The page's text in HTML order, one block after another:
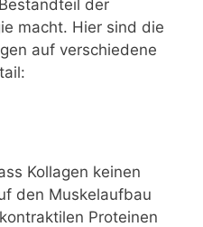
der
macht. Hier sind die
auf verschiedene
Kollagen keinen
den Muskelaufbau
Proteinen